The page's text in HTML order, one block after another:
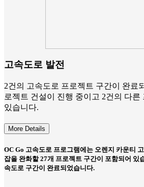
고속도로 발전
2건의 고속도로 프로젝트 구간이 완료
로젝트 건설이 진행 중이고 2건의 다른
있습니다.
More Details
OC Go 고속도로 프로그램에는 오렌지 카운티
잡을 완화할 27개 프로젝트 구간이 포함되어 있
속도로 구간이 완료되었습니다.